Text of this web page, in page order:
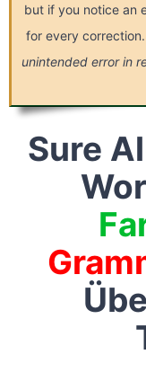
but if you notice an
for every correction.
unintended error in
Sure